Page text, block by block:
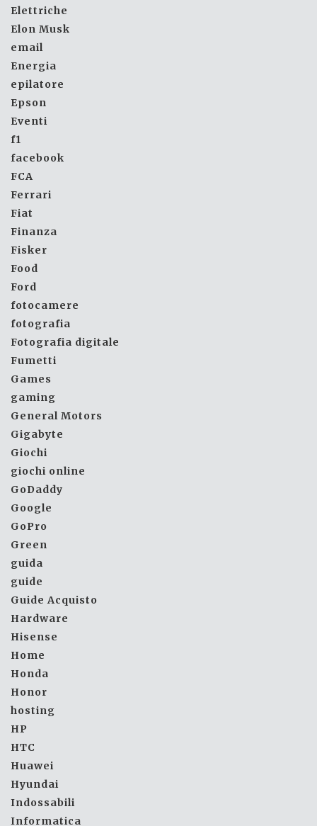
Elettriche
Elon Musk
email
Energia
epilatore
Epson
Eventi
f1
facebook
FCA
Ferrari
Fiat
Finanza
Fisker
Food
Ford
fotocamere
fotografia
Fotografia digitale
Fumetti
Games
gaming
General Motors
Gigabyte
Giochi
giochi online
GoDaddy
Google
GoPro
Green
guida
guide
Guide Acquisto
Hardware
Hisense
Home
Honda
Honor
hosting
HP
HTC
Huawei
Hyundai
Indossabili
Informatica